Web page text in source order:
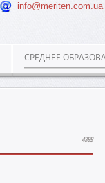
info@meriten.com.ua
СРЕДНЕЕ
4399